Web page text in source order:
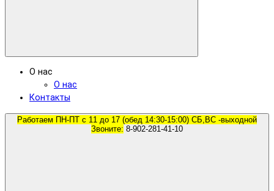
О нас
О нас
Контакты
Работаем ПН-ПТ с 11 до 17 (обед 14:30-15:00) СБ,ВС -выходной
Звоните: